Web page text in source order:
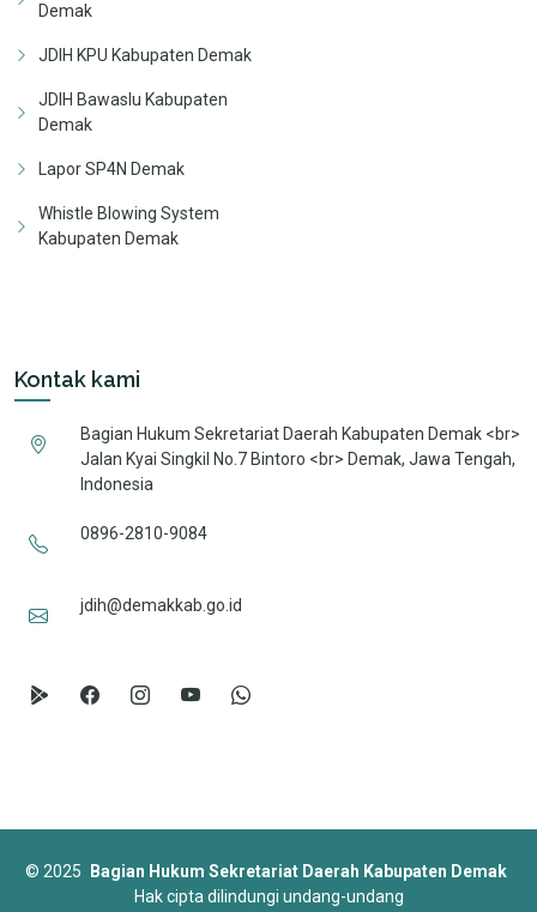
Demak
JDIH KPU Kabupaten Demak
JDIH Bawaslu Kabupaten
Demak
Lapor SP4N Demak
Whistle Blowing System
Kabupaten Demak
Kontak kami
Bagian Hukum Sekretariat Daerah Kabupaten Demak <br>
Jalan Kyai Singkil No.7 Bintoro <br> Demak, Jawa Tengah,
Indonesia
0896-2810-9084
jdih@demakkab.go.id
© 2025
Bagian Hukum Sekretariat Daerah Kabupaten Demak
Hak cipta dilindungi undang-undang